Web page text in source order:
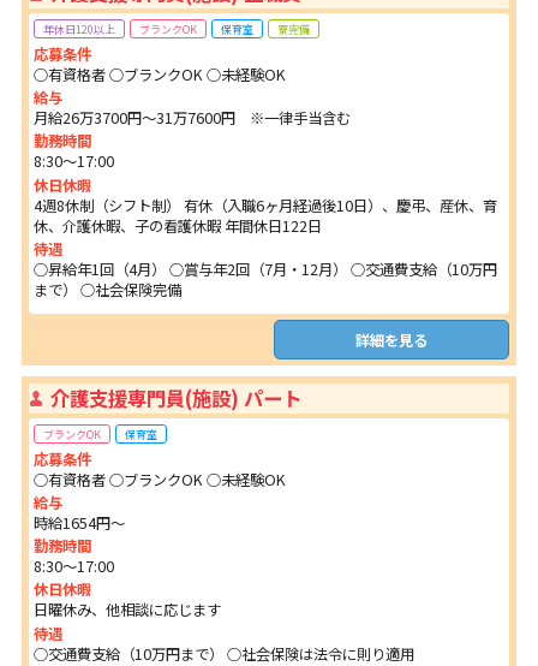
年休日120以上 ブランクOK 保育室 寮完備
応募条件
○有資格者 ○ブランクOK ○未経験OK
給与
月給26万3700円～31万7600円 ※一律手当含む
勤務時間
8:30～17:00
休日休暇
4週8休制（シフト制） 有休（入職6ヶ月経過後10日）、慶弔、産休、育
休、介護休暇、子の看護休暇 年間休日122日
待遇
○昇給年1回（4月） ○賞与年2回（7月・12月） ○交通費支給（10万円
まで） ○社会保険完備
詳細を見る
介護支援専門員(施設) パート
ブランクOK 保育室
応募条件
○有資格者 ○ブランクOK ○未経験OK
給与
時給1654円～
勤務時間
8:30～17:00
休日休暇
日曜休み、他相談に応じます
待遇
○交通費支給（10万円まで） ○社会保険は法令に則り適用